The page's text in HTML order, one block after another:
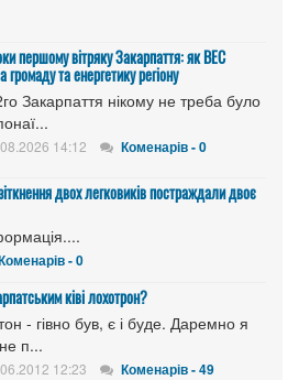
першому вітряку Закарпаття: як ВЕС
громаду та енергетику регіону
Закарпаття нікому не треба було
14:12 Коменарів - 0
двох легковиків постраждали двоє
- 0
ківі лохотрон?
- гівно був, є і буде. Даремно я
п...
12:23 Коменарів - 49